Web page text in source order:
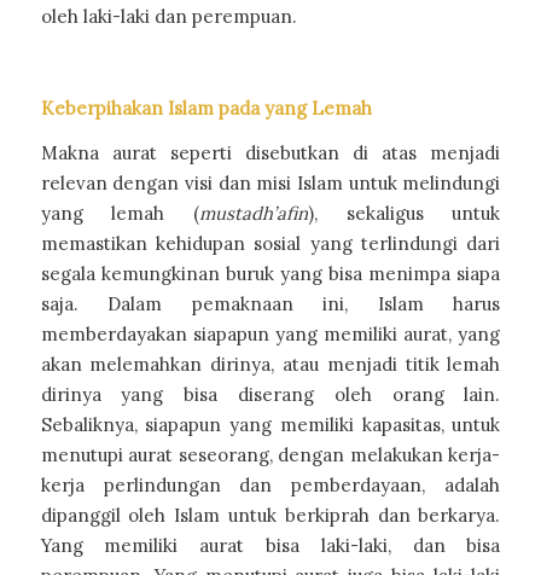
oleh laki-laki dan perempuan.
Keberpihakan Islam pada yang Lemah
Makna aurat seperti disebutkan di atas menjadi
relevan dengan visi dan misi Islam untuk melindungi
yang lemah (mustadh’afin), sekaligus untuk
memastikan kehidupan sosial yang terlindungi dari
segala kemungkinan buruk yang bisa menimpa siapa
saja. Dalam pemaknaan ini, Islam harus
memberdayakan siapapun yang memiliki aurat, yang
akan melemahkan dirinya, atau menjadi titik lemah
dirinya yang bisa diserang oleh orang lain.
Sebaliknya, siapapun yang memiliki kapasitas, untuk
menutupi aurat seseorang, dengan melakukan kerja-
kerja perlindungan dan pemberdayaan, adalah
dipanggil oleh Islam untuk berkiprah dan berkarya.
Yang memiliki aurat bisa laki-laki, dan bisa